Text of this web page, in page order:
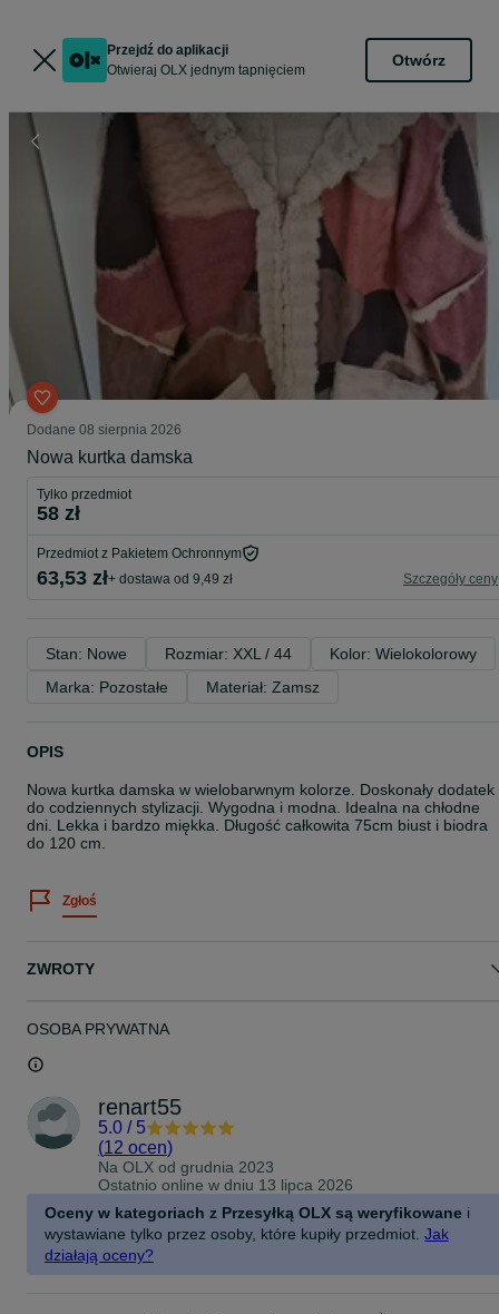
Przejdź do aplikacji
Otwieraj OLX jednym tapnięciem
Otwórz
Dodane 08 sierpnia 2026
Nowa kurtka damska
Tylko przedmiot
58 zł
Przedmiot z Pakietem Ochronnym
63,53 zł+ dostawa od 9,49 zł Szczegóły ceny
Stan: Nowe Rozmiar: XXL / 44
Kolor: Wielokolorowy
Marka: Pozostałe
Materiał: Zamsz
OPIS
Nowa kurtka damska w wielobarwnym kolorze. Doskonały dodatek
do codziennych stylizacji. Wygodna i modna. Idealna na chłodne
dni. Lekka i bardzo miękka. Długość całkowita 75cm biust i biodra
do 120 cm.
Zgłoś
ZWROTY
OSOBA PRYWATNA
renart55
5.0 / 5
(12 ocen)
Na OLX od grudnia 2023
Ostatnio online w dniu 13 lipca 2026
Oceny w kategoriach z Przesyłką OLX są weryfikowane i
wystawiane tylko przez osoby, które kupiły przedmiot. Jak
działają oceny?